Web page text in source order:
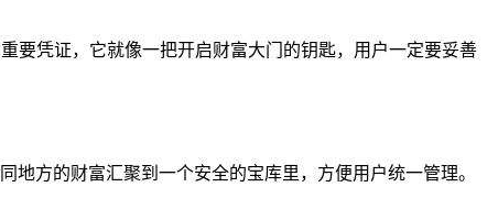
要凭证，它就像一把开启财富大门的钥匙，用户一定要妥善
方的财富汇聚到一个安全的宝库里，方便用户统一管理。